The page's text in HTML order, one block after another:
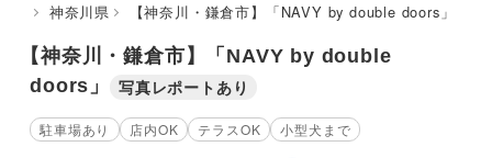
神奈川県
【神奈川・鎌倉市】「NAVY by double doors」
【神奈川・鎌倉市】「NAVY by double
doors」
写真レポートあり
駐車場あり 店内OK テラスOK 小型犬まで